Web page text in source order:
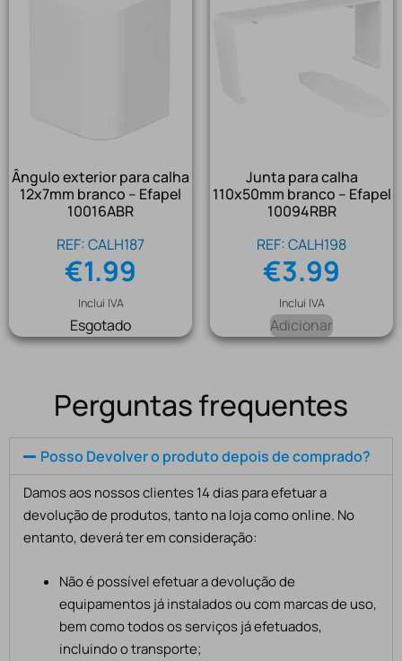
Ângulo exterior para calha
12x7mm branco – Efapel
10016ABR
REF: CALH187
€1.99
Inclui IVA
Esgotado
Junta para calha
110x50mm branco – Efapel
10094RBR
REF: CALH198
€3.99
Inclui IVA
Adicionar
Perguntas frequentes
Posso Devolver o produto depois de comprado?
Damos aos nossos clientes 14 dias para efetuar a
devolução de produtos, tanto na loja como online. No
entanto, deverá ter em consideração:
Não é possível efetuar a devolução de
equipamentos já instalados ou com marcas de uso,
bem como todos os serviços já efetuados,
incluindo o transporte;